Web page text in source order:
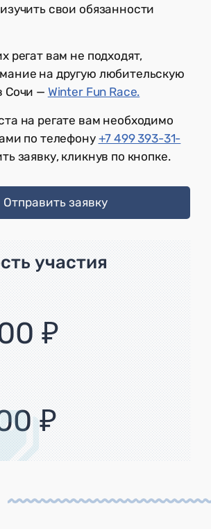
свои обязанности
регат вам не подходят,
на другую любительскую
Сочи — Winter Fun Race.
на регате вам необходимо
по телефону +7 499 393-31-
заявку, кликнув по кнопке.
Отправить заявку
участия
₽
₽